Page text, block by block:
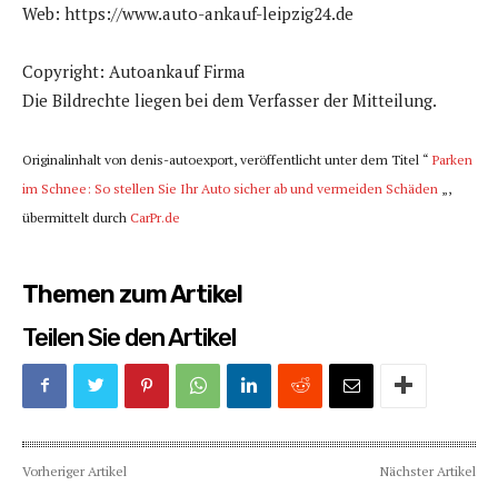
Web: https://www.auto-ankauf-leipzig24.de
Copyright: Autoankauf Firma
Die Bildrechte liegen bei dem Verfasser der Mitteilung.
Originalinhalt von denis-autoexport, veröffentlicht unter dem Titel “ Parken
im Schnee: So stellen Sie Ihr Auto sicher ab und vermeiden Schäden „,
übermittelt durch CarPr.de
Themen zum Artikel
Teilen Sie den Artikel
Vorheriger Artikel Nächster Artikel